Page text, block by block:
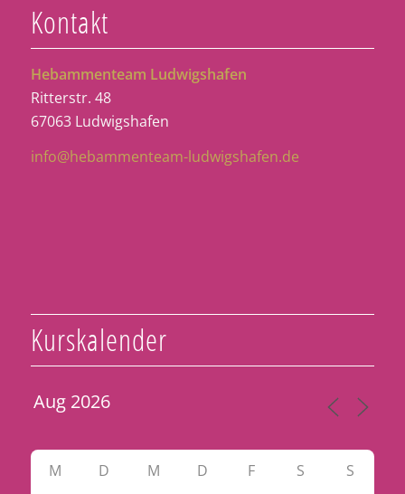
Kontakt
Hebammenteam Ludwigshafen
Ritterstr. 48
67063 Ludwigshafen
info@hebammenteam-ludwigshafen.de
Kurskalender
M D M D F S S